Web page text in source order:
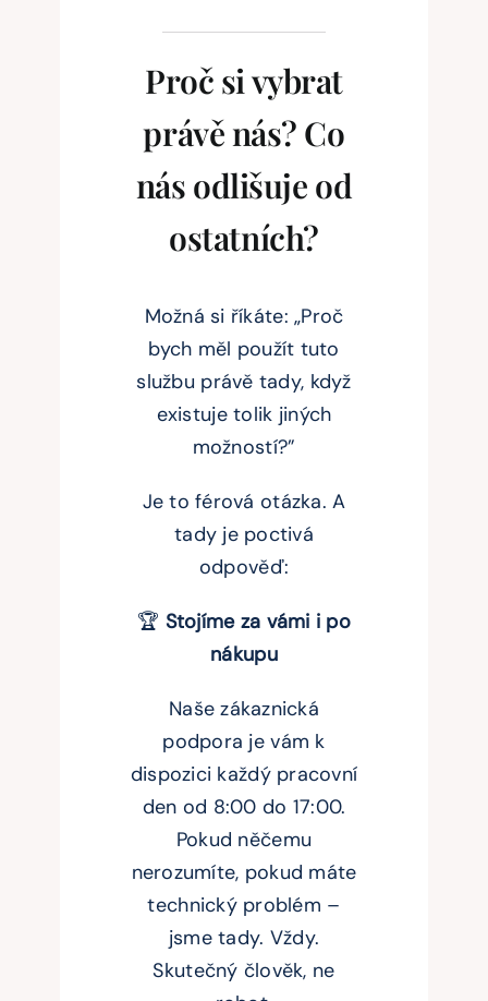
Proč si vybrat
právě nás? Co
nás odlišuje od
ostatních?
Možná si říkáte: „Proč
bych měl použít tuto
službu právě tady, když
existuje tolik jiných
možností?”
Je to férová otázka. A
tady je poctivá
odpověď:
🏆 Stojíme za vámi i po
nákupu
Naše zákaznická
podpora je vám k
dispozici každý pracovní
den od 8:00 do 17:00.
Pokud něčemu
nerozumíte, pokud máte
technický problém –
jsme tady. Vždy.
Skutečný člověk, ne